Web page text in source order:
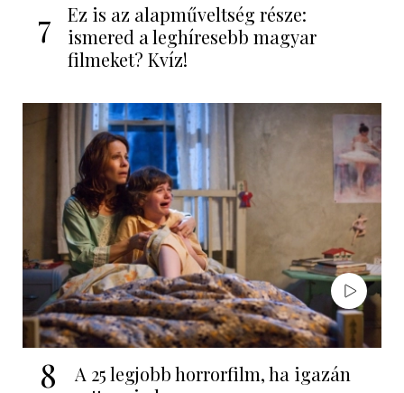
7
Ez is az alapműveltség része:
ismered a leghíresebb magyar
filmeket? Kvíz!
8
A 25 legjobb horrorfilm, ha igazán